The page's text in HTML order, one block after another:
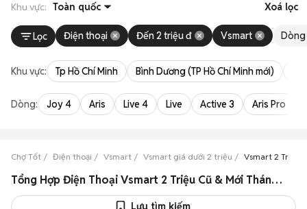
Khu vực: Toàn quốc Xoá lọc
Lọc Điện thoại Đến 2 triệu đ Vsmart Dòng
Khu vực: Tp Hồ Chí Minh Bình Dương (TP Hồ Chí Minh mới)
Dòng: Joy 4 Aris Live 4 Live Active 3 Aris Pro
Chợ Tốt Điện thoại Vsmart Vsmart giá dưới 2 triệu Vsmart 2 Triệu
Tổng Hợp Điện Thoại Vsmart 2 Triệu Cũ & Mới Tháng 08/2026
Lưu tìm kiếm